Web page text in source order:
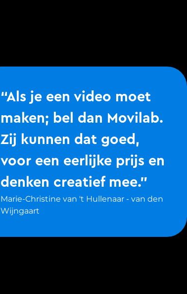
“Als je een video moet
maken; bel dan Movilab.
Zij kunnen dat goed,
voor een eerlijke prijs en
denken creatief mee.”
Marie-Christine van 't Hullenaar - van den
Wijngaart